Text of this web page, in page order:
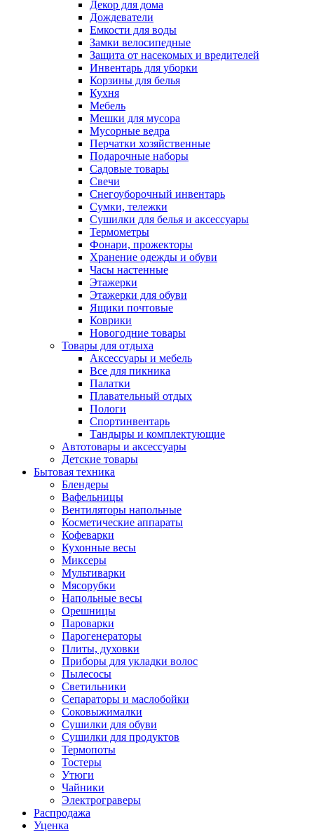
Декор для дома
Дождеватели
Емкости для воды
Замки велосипедные
Защита от насекомых и вредителей
Инвентарь для уборки
Корзины для белья
Кухня
Мебель
Мешки для мусора
Мусорные ведра
Перчатки хозяйственные
Подарочные наборы
Садовые товары
Свечи
Снегоуборочный инвентарь
Сумки, тележки
Сушилки для белья и аксессуары
Термометры
Фонари, прожекторы
Хранение одежды и обуви
Часы настенные
Этажерки
Этажерки для обуви
Ящики почтовые
Коврики
Новогодние товары
Товары для отдыха
Аксессуары и мебель
Все для пикника
Палатки
Плавательный отдых
Пологи
Спортинвентарь
Тандыры и комплектующие
Автотовары и аксессуары
Детские товары
Бытовая техника
Блендеры
Вафельницы
Вентиляторы напольные
Косметические аппараты
Кофеварки
Кухонные весы
Миксеры
Мультиварки
Мясорубки
Напольные весы
Орешницы
Пароварки
Парогенераторы
Плиты, духовки
Приборы для укладки волос
Пылесосы
Светильники
Сепараторы и маслобойки
Соковыжималки
Сушилки для обуви
Сушилки для продуктов
Термопоты
Тостеры
Утюги
Чайники
Электрограверы
Распродажа
Уценка